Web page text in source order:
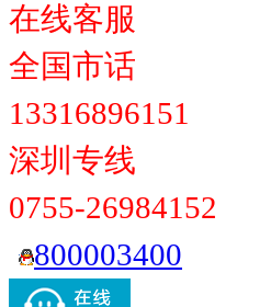
在线客服
全国市话
13316896151
深圳专线
0755-26984152
800003400